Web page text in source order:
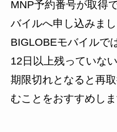
MNP予約番号が取得
バイルへ申し込みまし
BIGLOBEモバイルで
12日以上残っていな
期限切れとなると再
むことをおすすめしま